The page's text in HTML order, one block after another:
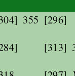
355 [296]
[313]